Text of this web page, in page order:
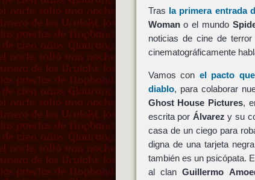
Tras la primera entrada
Womano el mundo
noticias de cine de
cinematográficamente
Vamos con el pacto
diablo, para colaborar
Ghost House Pictures,
escrita por Álvarez y su
casa de un ciego para
digna de una tarjeta
también es un psicópata.
al clanGuillermo